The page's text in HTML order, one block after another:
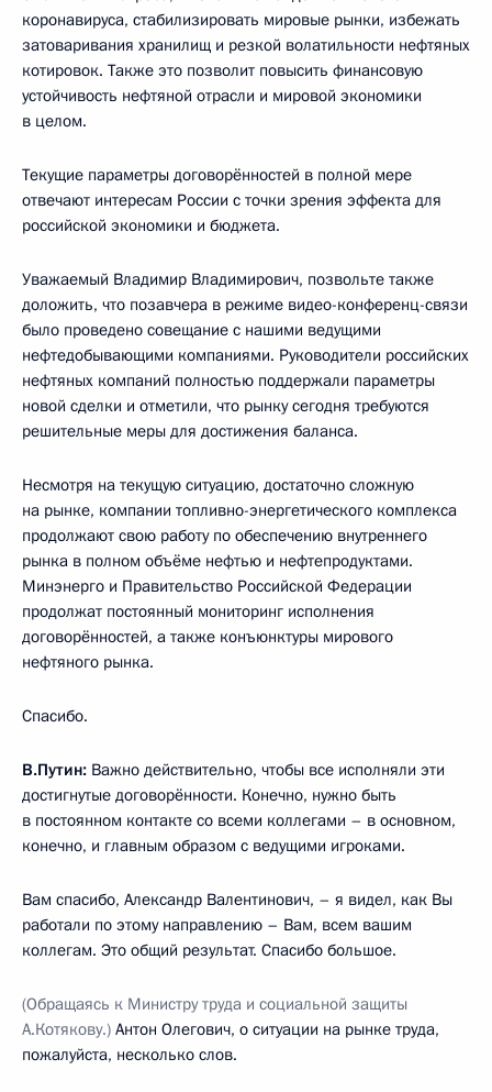
коронавируса, стабилизировать мировые рынки, избежать
затоваривания хранилищ и резкой волатильности нефтяных
котировок. Также это позволит повысить финансовую
устойчивость нефтяной отрасли и мировой экономики
в целом.
Текущие параметры договорённостей в полной мере
отвечают интересам России с точки зрения эффекта для
российской экономики и бюджета.
Уважаемый Владимир Владимирович, позвольте также
доложить, что позавчера в режиме видео-конференц-связи
было проведено совещание с нашими ведущими
нефтедобывающими компаниями. Руководители российских
нефтяных компаний полностью поддержали параметры
новой сделки и отметили, что рынку сегодня требуются
решительные меры для достижения баланса.
Несмотря на текущую ситуацию, достаточно сложную
на рынке, компании топливно-энергетического комплекса
продолжают свою работу по обеспечению внутреннего
рынка в полном объёме нефтью и нефтепродуктами.
Минэнерго и Правительство Российской Федерации
продолжат постоянный мониторинг исполнения
договорённостей, а также конъюнктуры мирового
нефтяного рынка.
Спасибо.
В.Путин: Важно действительно, чтобы все исполняли эти
достигнутые договорённости. Конечно, нужно быть
в постоянном контакте со всеми коллегами – в основном,
конечно, и главным образом с ведущими игроками.
Вам спасибо, Александр Валентинович, – я видел, как Вы
работали по этому направлению – Вам, всем вашим
коллегам. Это общий результат. Спасибо большое.
(Обращаясь к Министру труда и социальной защиты
А.Котякову.) Антон Олегович, о ситуации на рынке труда,
пожалуйста, несколько слов.